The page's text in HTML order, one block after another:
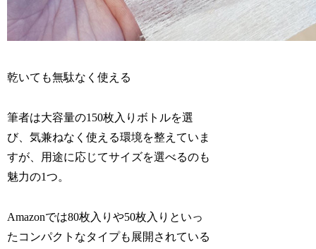
乾いても無駄なく使える
筆者は大容量の150枚入りボトルを選
び、気兼ねなく使える環境を整えていま
すが、用途に応じてサイズを選べるのも
魅力の1つ。
Amazonでは80枚入りや50枚入りといっ
たコンパクトなタイプも展開されている